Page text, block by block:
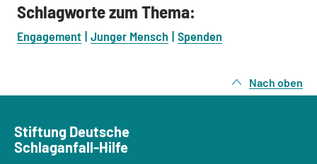
Schlagworte zum Thema:
Engagement Junger Mensch Spenden
Nach oben
Stiftung Deutsche
Schlaganfall-Hilfe